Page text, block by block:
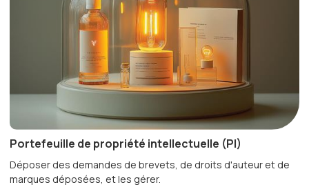
Portefeuille de propriété intellectuelle (PI)
Déposer des demandes de brevets, de droits d'auteur et de
marques déposées, et les gérer.